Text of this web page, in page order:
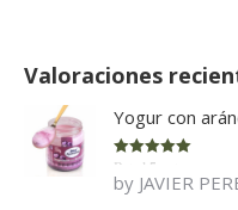
Valoraciones
Yogur con
Rated 5
of 5
by JAVIER